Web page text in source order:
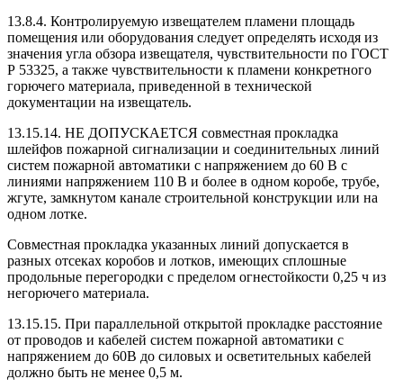
13.8.4. Контролируемую извещателем пламени площадь
помещения или оборудования следует определять исходя из
значения угла обзора извещателя, чувствительности по ГОСТ
Р 53325, а также чувствительности к пламени конкретного
горючего материала, приведенной в технической
документации на извещатель.
13.15.14. НЕ ДОПУСКАЕТСЯ совместная прокладка
шлейфов пожарной сигнализации и соединительных линий
систем пожарной автоматики с напряжением до 60 В с
линиями напряжением 110 В и более в одном коробе, трубе,
жгуте, замкнутом канале строительной конструкции или на
одном лотке.
Совместная прокладка указанных линий допускается в
разных отсеках коробов и лотков, имеющих сплошные
продольные перегородки с пределом огнестойкости 0,25 ч из
негорючего материала.
13.15.15. При параллельной открытой прокладке расстояние
от проводов и кабелей систем пожарной автоматики с
напряжением до 60В до силовых и осветительных кабелей
должно быть не менее 0,5 м.